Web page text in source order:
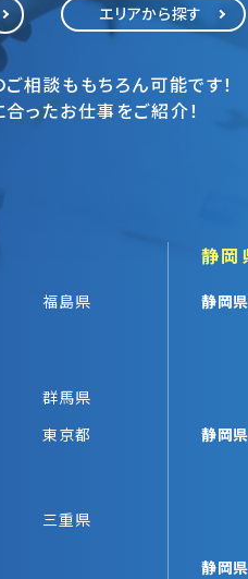
エリアから探す
相談ももちろん可能です！
ったお仕事をご紹介！
福島県
群馬県
東京都
三重県
静岡
静岡
静岡
静岡